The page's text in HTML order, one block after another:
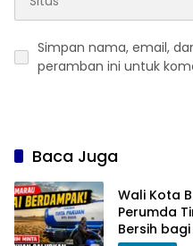
Simpan nama, email,
peramban ini untuk
Baca Juga
Wali Kota
Perumda
Bersih